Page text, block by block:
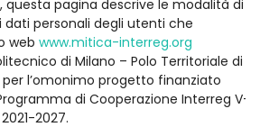
questa pagina descrive le modalità di
personali degli utenti che
web www.mitica-interreg.org
di Milano – Polo Territoriale di
per l’omonimo progetto finanziato
di Cooperazione Interreg V-
2027.